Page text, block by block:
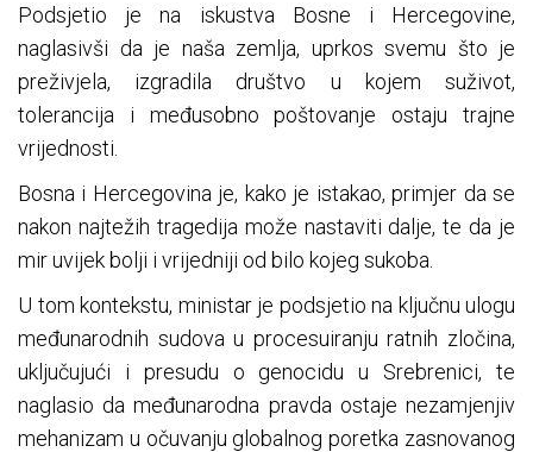
Podsjetio je na iskustva Bosne i Hercegovine,
naglasivši da je naša zemlja, uprkos svemu što je
preživjela, izgradila društvo u kojem suživot,
tolerancija i međusobno poštovanje ostaju trajne
vrijednosti.
Bosna i Hercegovina je, kako je istakao, primjer da se
nakon najtežih tragedija može nastaviti dalje, te da je
mir uvijek bolji i vrijedniji od bilo kojeg sukoba.
U tom kontekstu, ministar je podsjetio na ključnu ulogu
međunarodnih sudova u procesuiranju ratnih zločina,
uključujući i presudu o genocidu u Srebrenici, te
naglasio da međunarodna pravda ostaje nezamjenjiv
mehanizam u očuvanju globalnog poretka zasnovanog